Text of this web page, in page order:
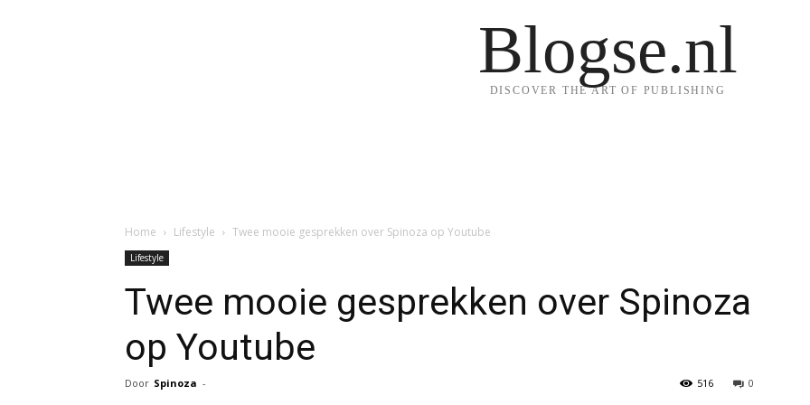
Blogse.nl
DISCOVER THE ART OF PUBLISHING
Home Lifestyle Twee mooie gesprekken over Spinoza op Youtube
Lifestyle
Twee mooie gesprekken over Spinoza
op Youtube
Door Spinoza - 0
516